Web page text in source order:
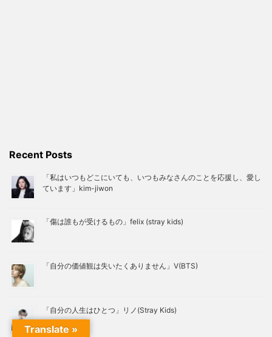
Recent Posts
「私はいつもどこにいても、いつもみなさんのことを応援し、愛し
ています」kim-jiwon
「傷は誰もが受けるもの」felix (stray kids)
「自分の価値観は失いたくありません」V(BTS)
「自分の人生はひとつ」リノ(Stray Kids)
Translate »